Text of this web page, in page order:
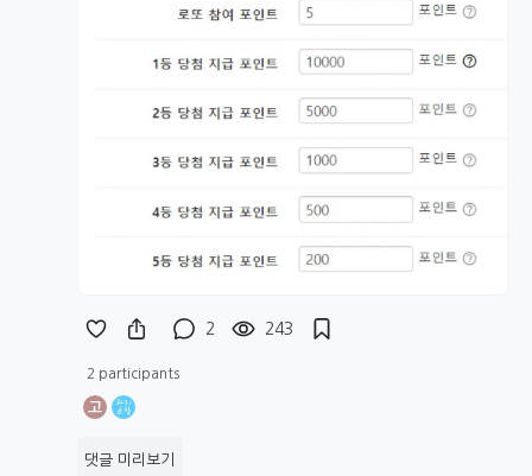
2 243
2 participants
고
댓글 미리보기